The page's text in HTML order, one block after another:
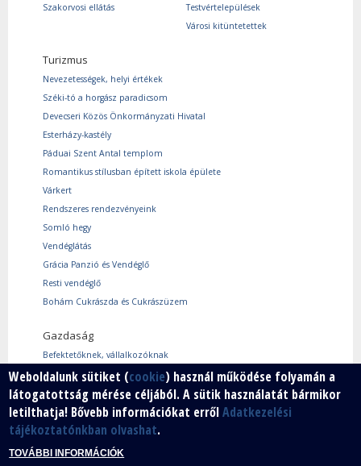
Szakorvosi ellátás
Testvértelepülések
Városi kitüntetettek
Turizmus
Nevezetességek, helyi értékek
Széki-tó a horgász paradicsom
Devecseri Közös Önkormányzati Hivatal
Esterházy-kastély
Páduai Szent Antal templom
Romantikus stílusban épített iskola épülete
Várkert
Rendszeres rendezvényeink
Somló hegy
Vendéglátás
Grácia Panzió és Vendéglő
Resti vendéglő
Bohám Cukrászda és Cukrászüzem
Gazdaság
Befektetőknek, vállalkozóknak
Használtcikk piac
Márkáink
Szabad vállalkozói zóna
Vállalkozók
Weboldalunk sütiket (cookie) használ működése folyamán a
látogatottság mérése céljából. A sütik használatát bármikor
letilthatja! Bővebb információkat errőlAdatkezelési
tájékoztatónkban olvashat.
TOVÁBBI INFORMÁCIÓK